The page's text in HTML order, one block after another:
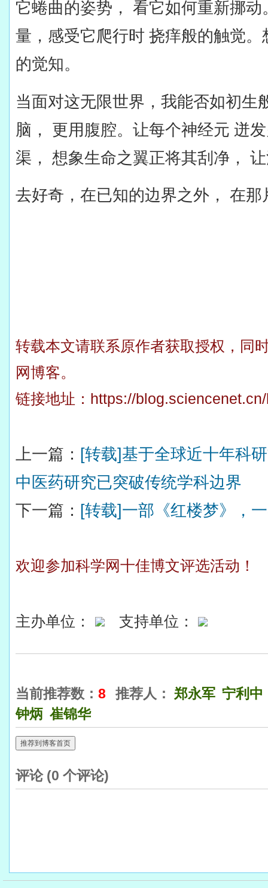
它蜷曲的姿势， 看它如何重新挪
量，感受它爬行时 挠痒般的触觉
的觉知。
当面对这无限世界，我能否如初生
脑， 更用腹腔。让每个神经元 迸
渠， 想象生命之翼正将其刮净，
去好奇，在已知的边界之外， 在
转载本文请联系原作者获取授权，同
网博客。
链接地址： https://
上一篇： [转载]基于全球近十年科
中医药研究已突破传统学科边界
下一篇： [转载]一部《红楼梦》，
欢迎参加科学网十佳博文评选活动！
主办单位： 支持单位：
当前推荐数： 8 推荐人： 郑永军 宁利中
钟炳 崔锦华
推荐到博客首页
评论 (0 个评论)